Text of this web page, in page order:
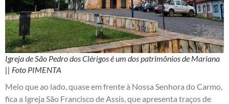
Igreja de São Pedro dos Clérigos é um dos patrimônios de Mariana
|| Foto PIMENTA
Meio que ao lado, quase em frente à Nossa Senhora do Carmo,
fica a Igreja São Francisco de Assis, que apresenta traços de